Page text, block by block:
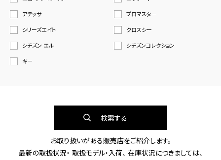
アテッサ
プロマスター
シリーズエイト
クロスシー
シチズン エル
シチズンコレクション
キー
検索する
お取り扱いがある販売店をご紹介します。
最新の取扱状況・ 取扱モデル・入荷、 在庫状況につきましては、